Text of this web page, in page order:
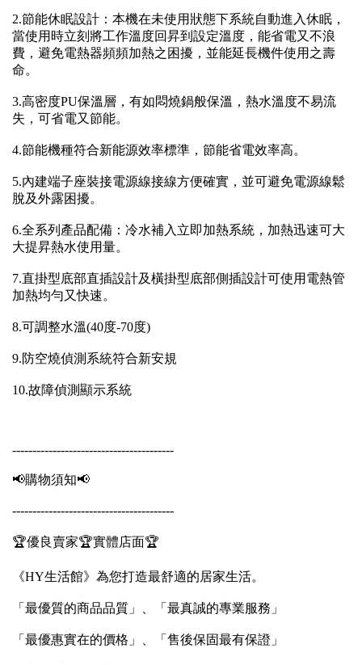
2.節能休眠設計：本機在未使用狀態下系統自動進入休眠，
當使用時立刻將工作溫度回昇到設定溫度，能省電又不浪
費，避免電熱器頻頻加熱之困擾，並能延長機件使用之壽
命。
3.高密度PU保溫層，有如悶燒鍋般保溫，熱水溫度不易流
失，可省電又節能。
4.節能機種符合新能源效率標準，節能省電效率高。
5.內建端子座裝接電源線接線方便確實，並可避免電源線鬆
脫及外露困擾。
6.全系列產品配備：冷水補入立即加熱系統，加熱迅速可大
大提昇熱水使用量。
7.直掛型底部直插設計及橫掛型底部側插設計可使用電熱管
加熱均勻又快速。
8.可調整水溫(40度-70度)
9.防空燒偵測系統符合新安規
10.故障偵測顯示系統
----------------------------------------
📢購物須知📢
----------------------------------------
🏆優良賣家🏆實體店面🏆
《HY生活館》為您打造最舒適的居家生活。
「最優質的商品品質」、「最真誠的專業服務」
「最優惠實在的價格」、「售後保固最有保證」